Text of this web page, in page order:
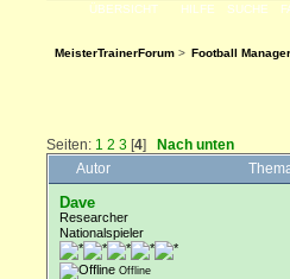
ÜBERSICHT HILFE SUCHE
MeisterTrainerForum> Football Manager
Seiten: 1 2 3 [4] Nach unten
Autor
Dave
Researcher
Nationalspieler
Offline